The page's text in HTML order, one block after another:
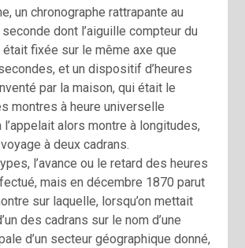
un chronographe rattrapante au
dont l’aiguille compteur du
était fixée sur le même axe que
et un dispositif d’heures
par la maison, qui était le
montres à heure universelle
l’appelait alors montre à longitudes,
à deux cadrans.
l’avance ou le retard des heures
mais en décembre 1870 parut
sur laquelle, lorsqu’on mettait
des cadrans sur le nom d’une
d’un secteur géographique donné,